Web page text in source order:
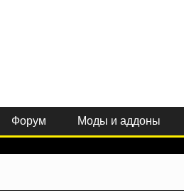
Форум Моды и аддоны